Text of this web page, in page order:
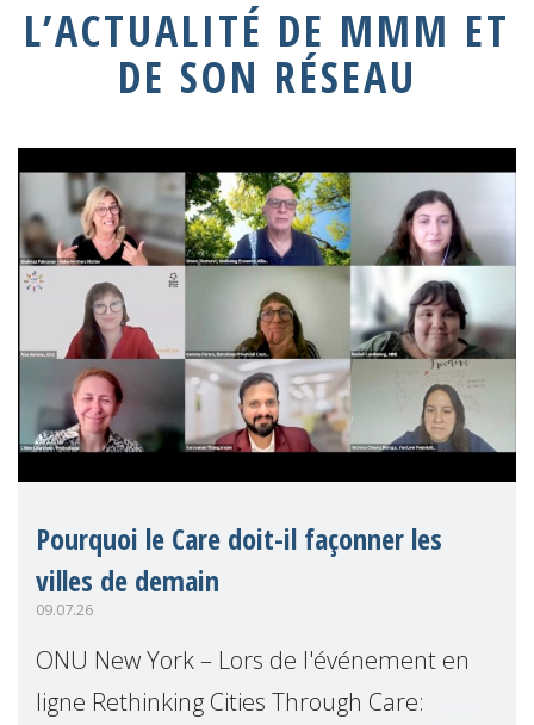
L’ACTUALITÉ DE MMM ET
DE SON RÉSEAU
Pourquoi le Care doit-il façonner les
villes de demain
09.07.26
ONU New York – Lors de l'événement en
ligne Rethinking Cities Through Care: